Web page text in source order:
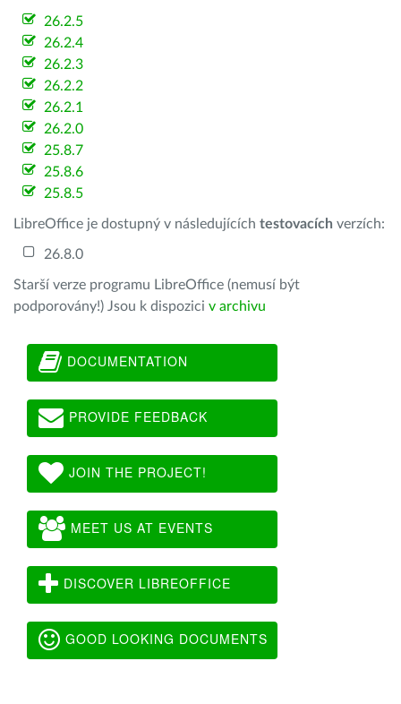
26.2.5
26.2.4
26.2.3
26.2.2
26.2.1
26.2.0
25.8.7
25.8.6
25.8.5
LibreOffice je dostupný v následujících testovacích verzích:
26.8.0
Starší verze programu LibreOffice (nemusí být
podporovány!) Jsou k dispozici v archivu
DOCUMENTATION
PROVIDE FEEDBACK
JOIN THE PROJECT!
MEET US AT EVENTS
DISCOVER LIBREOFFICE
GOOD LOOKING DOCUMENTS